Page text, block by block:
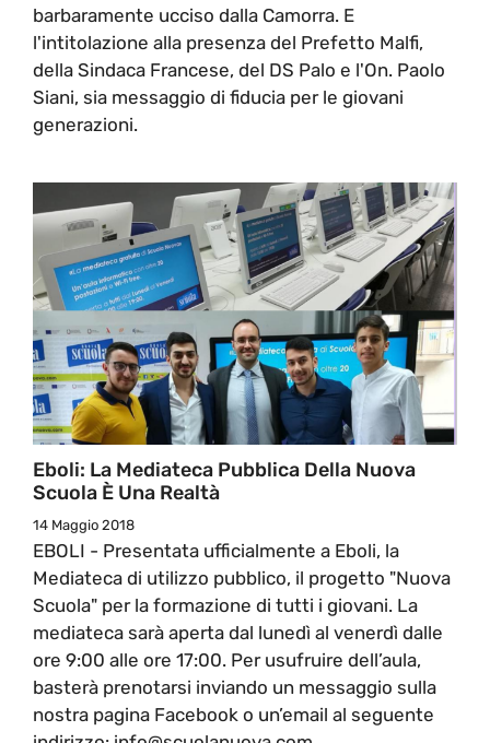
barbaramente ucciso dalla Camorra. E
l'intitolazione alla presenza del Prefetto Malfi,
della Sindaca Francese, del DS Palo e l'On. Paolo
Siani, sia messaggio di fiducia per le giovani
generazioni.
Eboli: La Mediateca Pubblica Della Nuova
Scuola È Una Realtà
14 Maggio 2018
EBOLI - Presentata ufficialmente a Eboli, la
Mediateca di utilizzo pubblico, il progetto "Nuova
Scuola" per la formazione di tutti i giovani. La
mediateca sarà aperta dal lunedì al venerdì dalle
ore 9:00 alle ore 17:00. Per usufruire dell’aula,
basterà prenotarsi inviando un messaggio sulla
nostra pagina Facebook o un’email al seguente